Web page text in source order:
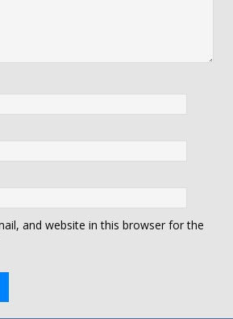
and website in this browser for the